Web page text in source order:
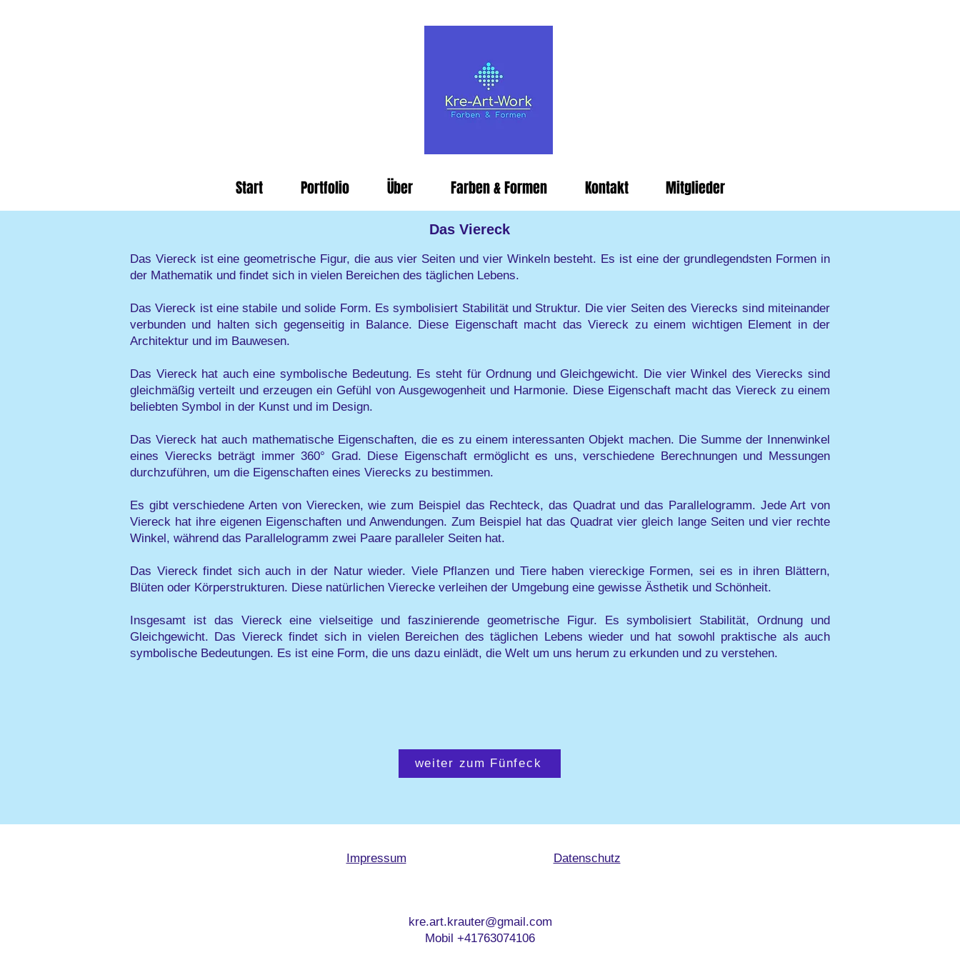
Start Portfolio Über Farben & Formen Kontakt Mitglieder
Das Viereck
Das Viereck ist eine geometrische Figur, die aus vier Seiten und vier Winkeln besteht. Es ist eine der grundlegendsten Formen in
der Mathematik und findet sich in vielen Bereichen des täglichen Lebens.
Das Viereck ist eine stabile und solide Form. Es symbolisiert Stabilität und Struktur. Die vier Seiten des Vierecks sind miteinander
verbunden und halten sich gegenseitig in Balance. Diese Eigenschaft macht das Viereck zu einem wichtigen Element in der
Architektur und im Bauwesen.
Das Viereck hat auch eine symbolische Bedeutung. Es steht für Ordnung und Gleichgewicht. Die vier Winkel des Vierecks sind
gleichmäßig verteilt und erzeugen ein Gefühl von Ausgewogenheit und Harmonie. Diese Eigenschaft macht das Viereck zu einem
beliebten Symbol in der Kunst und im Design.
Das Viereck hat auch mathematische Eigenschaften, die es zu einem interessanten Objekt machen. Die Summe der Innenwinkel
eines Vierecks beträgt immer 360° Grad. Diese Eigenschaft ermöglicht es uns, verschiedene Berechnungen und Messungen
durchzuführen, um die Eigenschaften eines Vierecks zu bestimmen.
Es gibt verschiedene Arten von Vierecken, wie zum Beispiel das Rechteck, das Quadrat und das Parallelogramm. Jede Art von
Viereck hat ihre eigenen Eigenschaften und Anwendungen. Zum Beispiel hat das Quadrat vier gleich lange Seiten und vier rechte
Winkel, während das Parallelogramm zwei Paare paralleler Seiten hat.
Das Viereck findet sich auch in der Natur wieder. Viele Pflanzen und Tiere haben viereckige Formen, sei es in ihren Blättern,
Blüten oder Körperstrukturen. Diese natürlichen Vierecke verleihen der Umgebung eine gewisse Ästhetik und Schönheit.
Insgesamt ist das Viereck eine vielseitige und faszinierende geometrische Figur. Es symbolisiert Stabilität, Ordnung und
Gleichgewicht. Das Viereck findet sich in vielen Bereichen des täglichen Lebens wieder und hat sowohl praktische als auch
symbolische Bedeutungen. Es ist eine Form, die uns dazu einlädt, die Welt um uns herum zu erkunden und zu verstehen.
weiter zum Fünfeck
Impressum Datenschutz
kre.art.krauter@gmail.com
Mobil +41763074106